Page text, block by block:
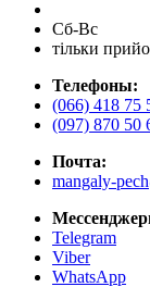
Сб-Вс
тільки
Телефоны:
(066) 418 75
(097) 870 50
Почта:
mangaly-
Telegram
Viber
WhatsApp